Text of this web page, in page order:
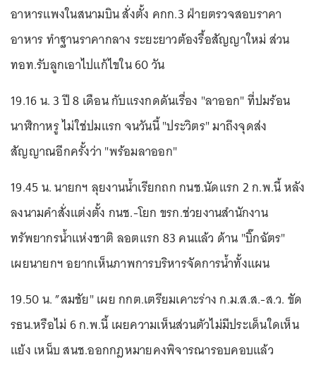
อาหารแพงในสนามบิน สั่งตั้ง คกก.3 ฝ่ายตรวจสอบราคา
อาหาร ทำฐานราคากลาง ระยะยาวต้องรื้อสัญญาใหม่ ส่วน
ทอท.รับลูกเอาไปแก้ไขใน 60 วัน
19.16 น. 3 ปี 8 เดือน กับแรงกดดันเรื่อง "ลาออก" ที่ปมร้อน
นาฬิกาหรู ไม่ใช่ปมแรก จนวันนี้ "ประวิตร" มาถึงจุดส่ง
สัญญาณอีกครั้งว่า "พร้อมลาออก"
19.45 น. นายกฯ ลุยงานน้ำเรียกถก กนช.นัดแรก 2 ก.พ.นี้ หลัง
ลงนามคำสั่งแต่งตั้ง กนช.-โยก ขรก.ช่วยงานสำนักงาน
ทรัพยากรน้ำแห่งชาติ ลอตแรก 83 คนแล้ว ด้าน "บิ๊กฉัตร"
เผยนายกฯ อยากเห็นภาพการบริหารจัดการน้ำทั้งแผน
19.50 น. ”สมชัย" เผย กกต.เตรียมเคาะร่าง ก.ม.ส.ส.-ส.ว. ขัด
รธน.หรือไม่ 6 ก.พ.นี้ เผยความเห็นส่วนตัวไม่มีประเด็นใดเห็น
แย้ง เหน็บ สนช.ออกกฎหมายคงพิจารณารอบคอบแล้ว